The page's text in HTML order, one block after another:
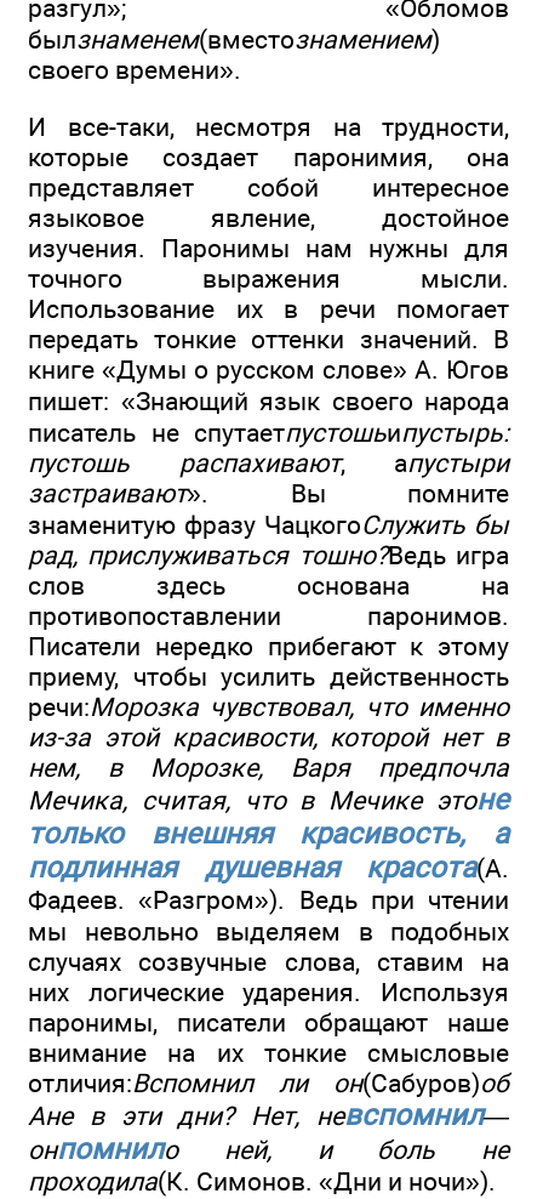
разгул»; «Обломов
былзнаменем(вместознамением)
своего времени».
И все-таки, несмотря на трудности,
которые создает паронимия, она
представляет собой интересное
языковое явление, достойное
изучения. Паронимы нам нужны для
точного выражения мысли.
Использование их в речи помогает
передать тонкие оттенки значений. В
книге «Думы о русском слове» А. Югов
пишет: «Знающий язык своего народа
писатель не спутаетпустошьипустырь:
пустошь распахивают, апустыри
застраивают». Вы помните
знаменитую фразу ЧацкогоСлужить бы
рад, прислуживаться тошно?Ведь игра
слов здесь основана на
противопоставлении паронимов.
Писатели нередко прибегают к этому
приему, чтобы усилить действенность
речи:Морозка чувствовал, что именно
из-за этой красивости, которой нет в
нем, в Морозке, Варя предпочла
Мечика, считая, что в Мечике этоне
только внешняя красивость, а
подлинная душевная красота(А.
Фадеев. «Разгром»). Ведь при чтении
мы невольно выделяем в подобных
случаях созвучные слова, ставим на
них логические ударения. Используя
паронимы, писатели обращают наше
внимание на их тонкие смысловые
отличия:Вспомнил ли он(Сабуров)об
Ане в эти дни? Нет, невспомнил—
онпомнило ней, и боль не
проходила(К. Симонов. «Дни и ночи»).